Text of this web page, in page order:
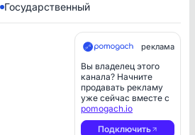
Государственный
реклама
Вы владелец этого
канала? Начните
продавать рекламу
уже сейчас вместе с
pomogach.io
Подключить